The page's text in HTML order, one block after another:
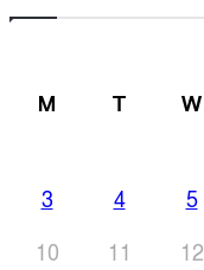
M
T W
3
4 5
10
11 12